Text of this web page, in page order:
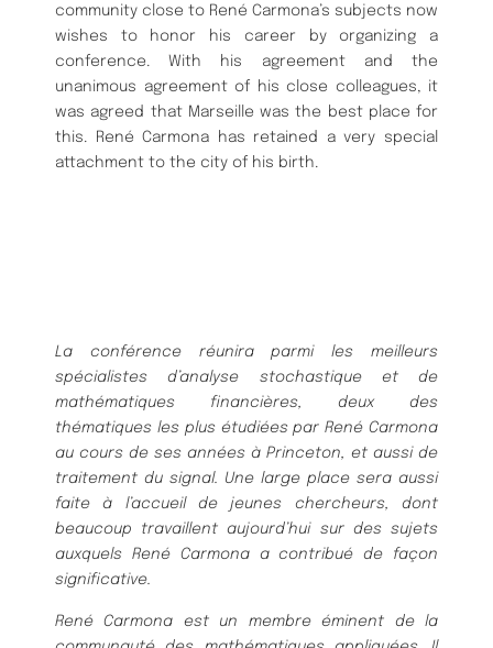
community close to René Carmona’s subjects now
wishes to honor his career by organizing a
conference. With his agreement and the
unanimous agreement of his close colleagues, it
was agreed that Marseille was the best place for
this. René Carmona has retained a very special
attachment to the city of his birth.
La conférence réunira parmi les meilleurs
spécialistes d’analyse stochastique et de
mathématiques financières, deux des
thématiques les plus étudiées par René Carmona
au cours de ses années à Princeton, et aussi de
traitement du signal. Une large place sera aussi
faite à l’accueil de jeunes chercheurs, dont
beaucoup travaillent aujourd’hui sur des sujets
auxquels René Carmona a contribué de façon
significative.
René Carmona est un membre éminent de la